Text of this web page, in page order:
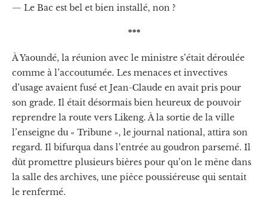
— Le Bac est bel et bien installé, non ?
***
À Yaoundé, la réunion avec le ministre s’était déroulée
comme à l’accoutumée. Les menaces et invectives
d’usage avaient fusé et Jean-Claude en avait pris pour
son grade. Il était désormais bien heureux de pouvoir
reprendre la route vers Likeng. À la sortie de la ville
l’enseigne du « Tribune », le journal national, attira son
regard. Il bifurqua dans l’entrée au goudron parsemé. Il
dût promettre plusieurs bières pour qu’on le mène dans
la salle des archives, une pièce poussiéreuse qui sentait
le renfermé.